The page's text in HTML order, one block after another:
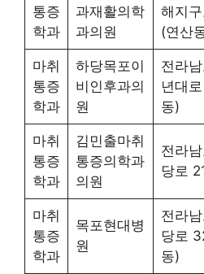
통증
학과
과재활의학
과의원
해지
(연산
마취
통증
학과
하당목포이
비인후과의
원
전라
년대
동)
마취
통증
학과
김민출마취
통증의학과
의원
전라
당로
마취
통증
학과
목포현대병
원
전라
당로
동)